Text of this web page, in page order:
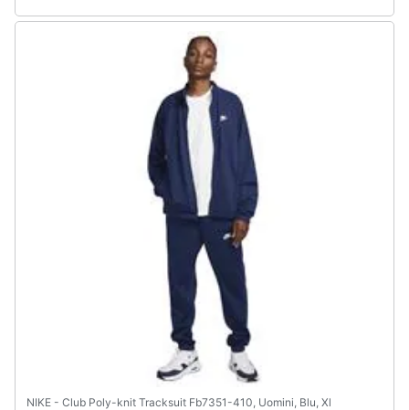
NIKE - Club Poly-knit Tracksuit Fb7351-410, Uomini, Blu, Xl